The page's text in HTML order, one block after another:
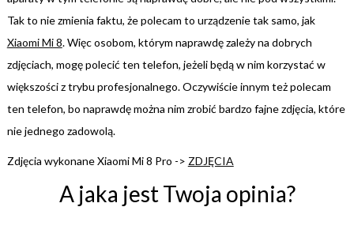
Tak to nie zmienia faktu, że polecam to urządzenie tak samo, jak
Xiaomi Mi 8. Więc osobom, którym naprawdę zależy na dobrych
zdjęciach, mogę polecić ten telefon, jeżeli będą w nim korzystać w
większości z trybu profesjonalnego. Oczywiście innym też polecam
ten telefon, bo naprawdę można nim zrobić bardzo fajne zdjęcia, które
nie jednego zadowolą.
Zdjęcia wykonane Xiaomi Mi 8 Pro -> ZDJĘCIA
A jaka jest Twoja opinia?